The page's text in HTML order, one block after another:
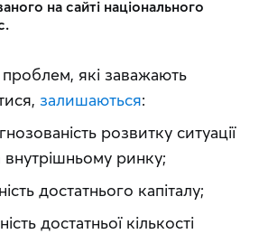
на сайті національного
які заважають
залишаються:
розвитку ситуації
внутрішньому ринку;
достатнього капіталу;
достатньої кількості